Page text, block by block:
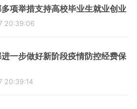
多项举措支持高校毕业生就业创业
20:39:06
进一步做好新阶段疫情防控经费保
20:39:14